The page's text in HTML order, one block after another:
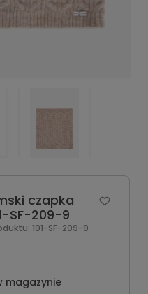
czapka
SF-209-9
101-SF-209-9
magazynie